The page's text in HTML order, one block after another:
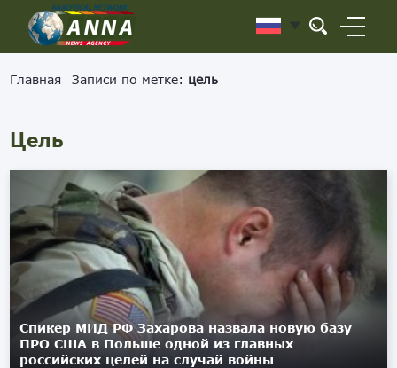
Главная Записи по метке: цель
Цель
Спикер МИД РФ Захарова назвала новую базу
ПРО США в Польше одной из главных
российских целей на случай войны